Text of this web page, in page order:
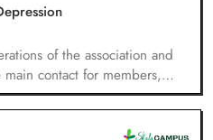
of the association and
contact for members,
Support the Board of
preparing documents and
the association's